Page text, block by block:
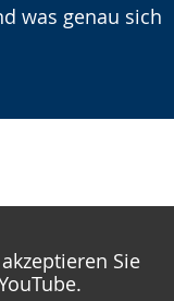
was genau sich
Sie